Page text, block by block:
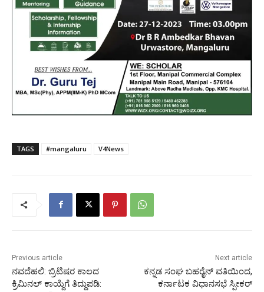
TAGS #mangaluru V4News
Previous article
ನವದೆಹಲಿ: ಬ್ರಿಟಿಷರ ಕಾಲದ
ಕ್ರಿಮಿನಲ್ ಕಾಯ್ದೆಗೆ ತಿದ್ದುಪಡಿ:
Next article
ಕನ್ನಡ ಸಂಘ ಬಹರೈನ್ ವತಿಯಿಂದ,
ಕರ್ನಾಟಕ ವಿಧಾನಸಭೆ ಸ್ಪೀಕರ್